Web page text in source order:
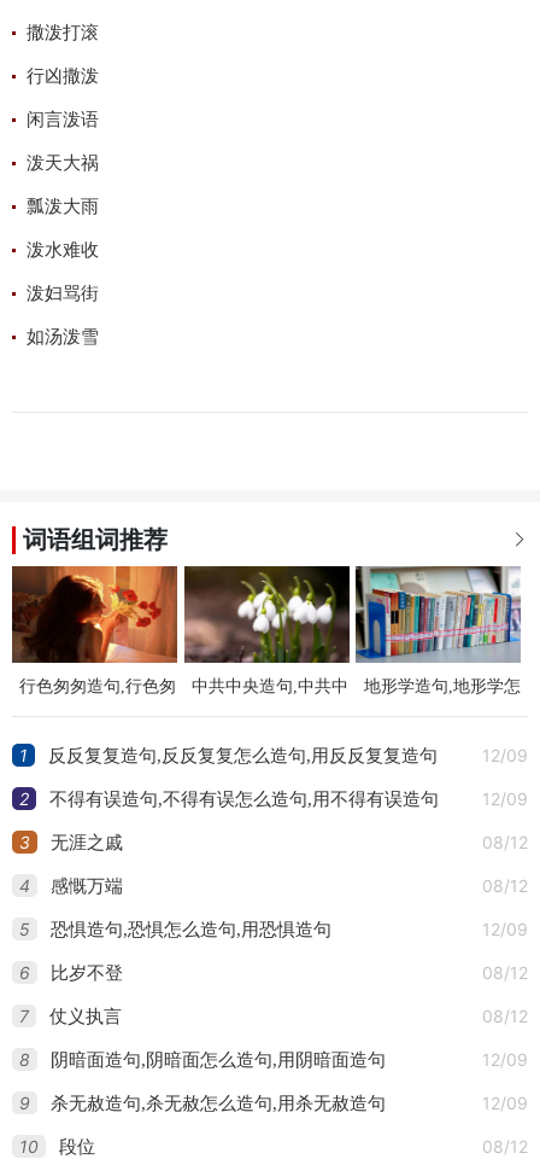
撒泼打滚
行凶撒泼
闲言泼语
泼天大祸
瓢泼大雨
泼水难收
泼妇骂街
如汤泼雪

词语组词推荐
行色匆匆造句,行色匆
匆怎么造句,用行色匆
匆造句
中共中央造句,中共中
央怎么造句,用中共中
央造句
地形学造句,地形学怎
么造句,用地形学造句
1 12/09
反反复复造句,反反复复怎么造句,用反反复复造句
2 12/09
不得有误造句,不得有误怎么造句,用不得有误造句
3 08/12
无涯之戚
4 08/12
感慨万端
5 12/09
恐惧造句,恐惧怎么造句,用恐惧造句
6 08/12
比岁不登
7 08/12
仗义执言
8 12/09
阴暗面造句,阴暗面怎么造句,用阴暗面造句
9 12/09
杀无赦造句,杀无赦怎么造句,用杀无赦造句
10 08/12
段位